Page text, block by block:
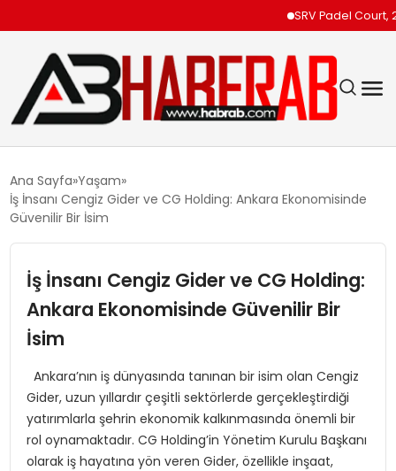
SRV Padel Court, 24
EKONOMI
TEKNOLOJI
SAĞLIK
MAGAZIN
Ana Sayfa Yaşam
İş İnsanı Cengiz Gider ve CG Holding: Ankara Ekonomisinde
Güvenilir Bir İsim
İş İnsanı Cengiz Gider ve CG Holding:
Ankara Ekonomisinde Güvenilir Bir
İsim
Ankara’nın iş dünyasında tanınan bir isim olan Cengiz
Gider, uzun yıllardır çeşitli sektörlerde gerçekleştirdiği
yatırımlarla şehrin ekonomik kalkınmasında önemli bir
rol oynamaktadır. CG Holding’in Yönetim Kurulu Başkanı
olarak iş hayatına yön veren Gider, özellikle inşaat,